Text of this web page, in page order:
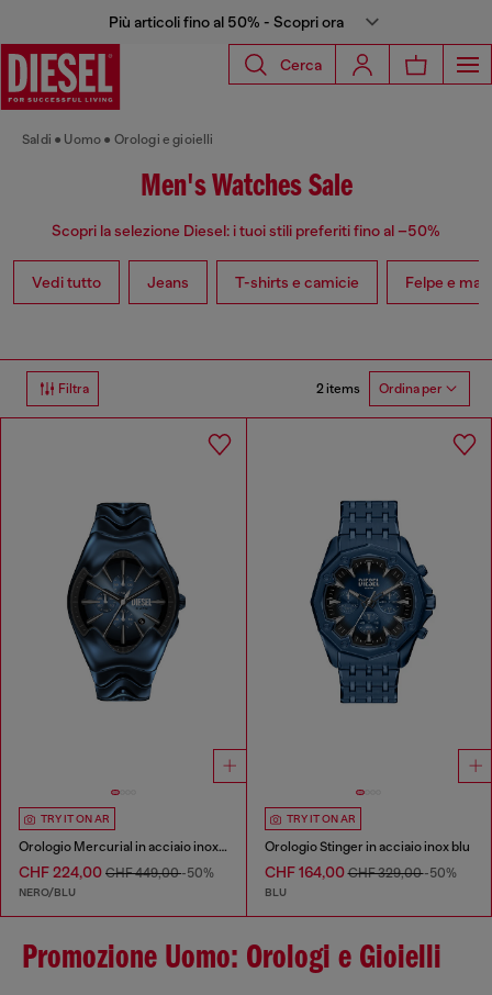
Più articoli fino al 50% - Scopri ora
Cerca
Saldi Uomo Orologi e gioielli
Men's Watches Sale
Scopri la selezione Diesel: i tuoi stili preferiti fino al –50%
Vedi tutto Jeans T-shirts e camicie Felpe e
Filtra 2 items Ordina per
TRY IT ON AR
Orologio Mercurial in acciaio inox blu
CHF 224,00 CHF 449,00-50%
NERO/BLU
TRY IT ON AR
Orologio Stinger in acciaio inox blu
CHF 164,00CHF 329,00-50%
BLU
Promozione Uomo: Orologi e Gioielli